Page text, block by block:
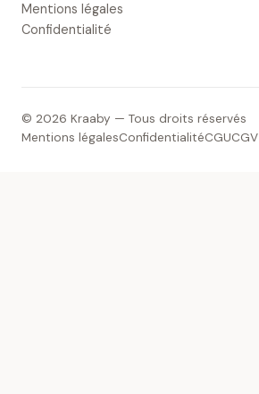
Mentions légales
Confidentialité
© 2026 Kraaby — Tous droits réservés
Mentions légalesConfidentialitéCGUCGV